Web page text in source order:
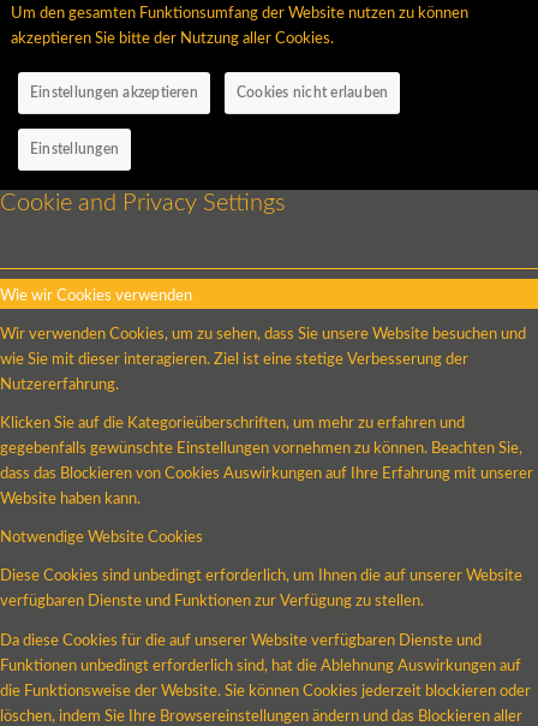
Um den gesamten Funktionsumfang der Website nutzen zu können
akzeptieren Sie bitte der Nutzung aller Cookies.
Einstellungen akzeptieren Cookies nicht erlauben
Einstellungen
Cookie and Privacy Settings
Wie wir Cookies verwenden
Wir verwenden Cookies, um zu sehen, dass Sie unsere Website besuchen und
wie Sie mit dieser interagieren. Ziel ist eine stetige Verbesserung der
Nutzererfahrung.
Klicken Sie auf die Kategorieüberschriften, um mehr zu erfahren und
gegebenfalls gewünschte Einstellungen vornehmen zu können. Beachten Sie,
dass das Blockieren von Cookies Auswirkungen auf Ihre Erfahrung mit unserer
Website haben kann.
Notwendige Website Cookies
Diese Cookies sind unbedingt erforderlich, um Ihnen die auf unserer Website
verfügbaren Dienste und Funktionen zur Verfügung zu stellen.
Da diese Cookies für die auf unserer Website verfügbaren Dienste und
Funktionen unbedingt erforderlich sind, hat die Ablehnung Auswirkungen auf
die Funktionsweise der Website. Sie können Cookies jederzeit blockieren oder
löschen, indem Sie Ihre Browsereinstellungen ändern und das Blockieren aller